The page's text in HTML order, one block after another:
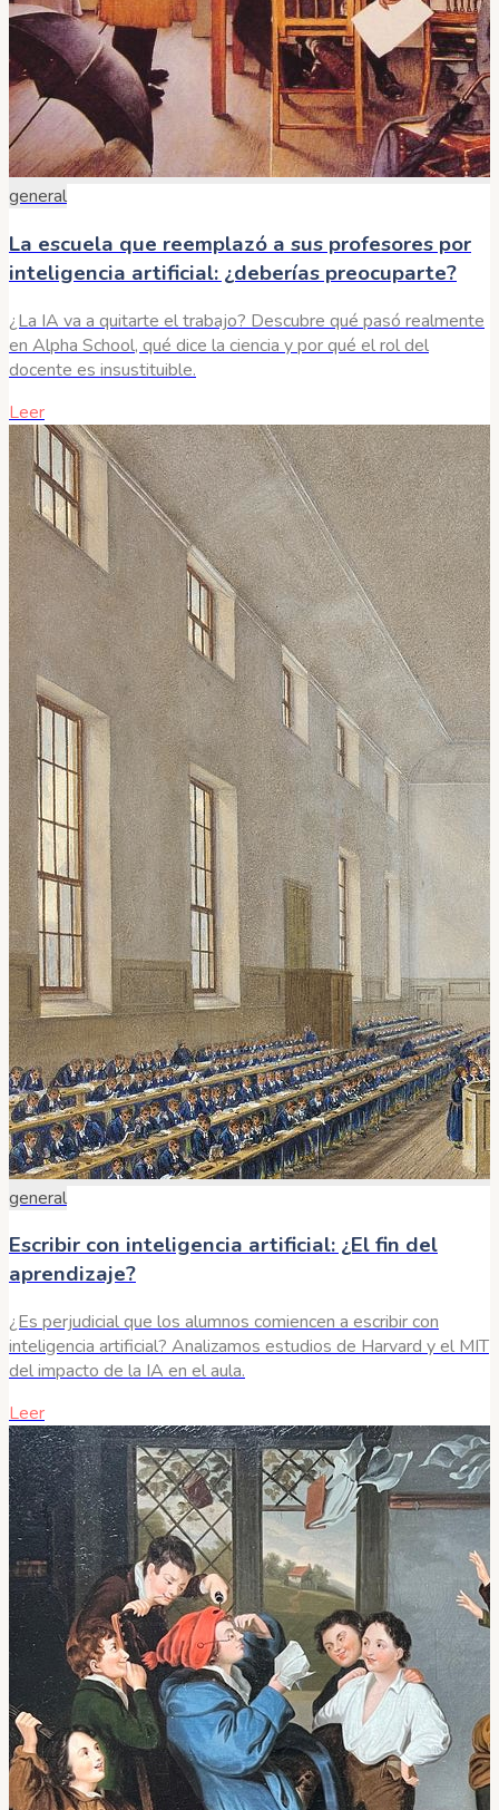
general
La escuela que reemplazó a sus profesores por
inteligencia artificial: ¿deberías preocuparte?
¿La IA va a quitarte el trabajo? Descubre qué pasó realmente
en Alpha School, qué dice la ciencia y por qué el rol del
docente es insustituible.
Leer
general
Escribir con inteligencia artificial: ¿El fin del
aprendizaje?
¿Es perjudicial que los alumnos comiencen a escribir con
inteligencia artificial? Analizamos estudios de Harvard y el MIT
del impacto de la IA en el aula.
Leer